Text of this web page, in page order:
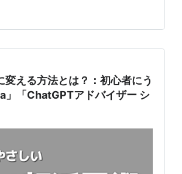
計画は文章でじっくりと 2. 子どもへの
変える方法とは？：初心者にう
」「ChatGPTアドバイザー シ